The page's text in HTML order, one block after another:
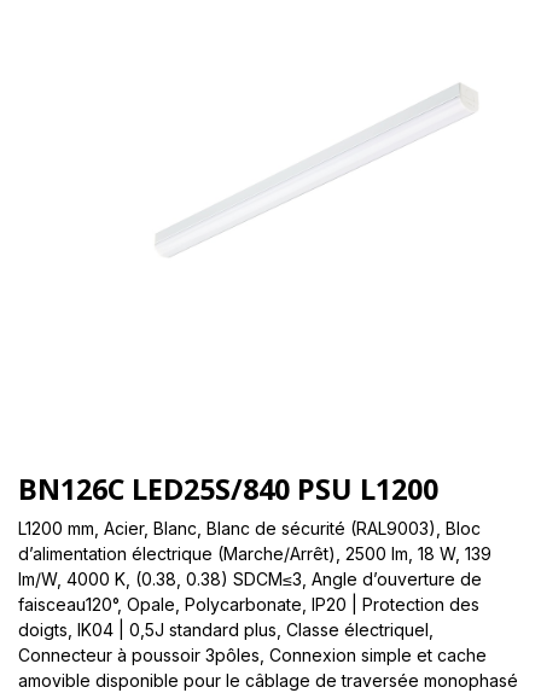
BN126C LED25S/840 PSU L1200
L1200 mm, Acier, Blanc, Blanc de sécurité (RAL9003), Bloc
d’alimentation électrique (Marche/Arrêt), 2500 lm, 18 W, 139
lm/W, 4000 K, (0.38, 0.38) SDCM≤3, Angle d’ouverture de
faisceau120°, Opale, Polycarbonate, IP20 | Protection des
doigts, IK04 | 0,5J standard plus, Classe électriqueI,
Connecteur à poussoir 3pôles, Connexion simple et cache
amovible disponible pour le câblage de traversée monophasé